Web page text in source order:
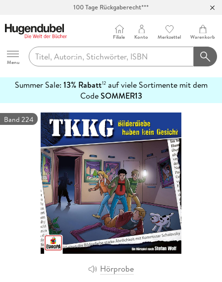
100 Tage Rückgaberecht***
Hugendubel
Menu
Filiale Konto Merkzettel Warenkorb
Summer Sale: 13% Rabatt12auf viele Sortimente mit dem
CodeSOMMER13
erfahren
Hörprobe
Band 224